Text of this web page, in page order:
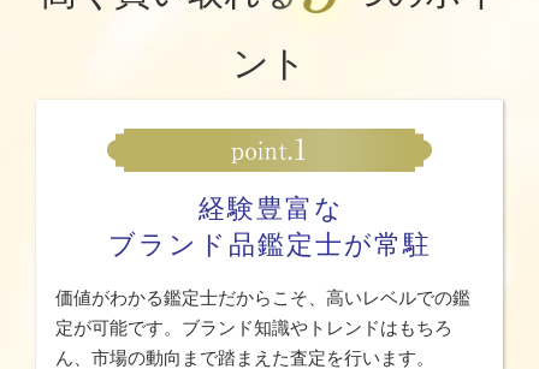
ント
経験豊富な
ブランド品鑑定士が常駐
価値がわかる鑑定士だからこそ、高いレベルでの鑑
定が可能です。ブランド知識やトレンドはもちろ
ん、市場の動向まで踏まえた査定を行います。